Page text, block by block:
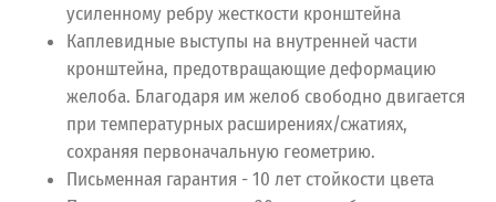
усиленному ребру жесткости кронштейна
Каплевидные выступы на внутренней части
кронштейна, предотвращающие деформацию
желоба. Благодаря им желоб свободно двигается
при температурных расширениях/сжатиях,
сохраняя первоначальную геометрию.
Письменная гарантия - 10 лет стойкости цвета